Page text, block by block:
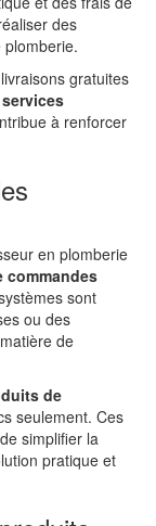
des
gratuites
services
à renforcer
en plomberie
commandes
sont
ou des
de
de
seulement. Ces
simplifier la
pratique et